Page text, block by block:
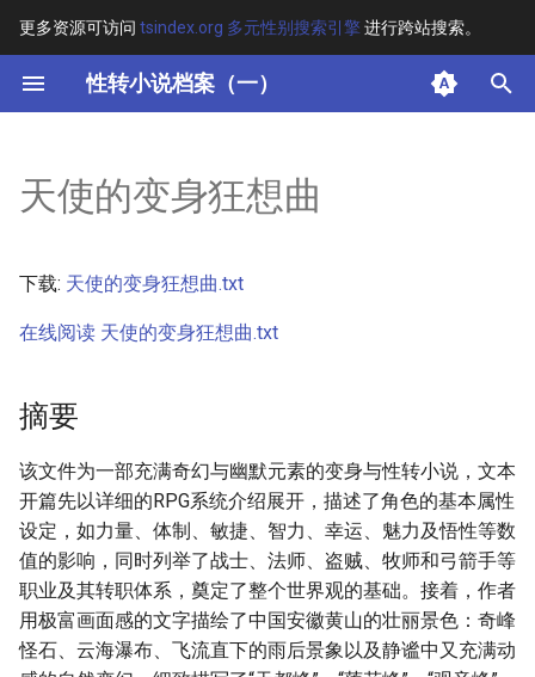
更多资源可访问 tsindex.org 多元性别搜索引擎进行跨站搜索。
性转小说档案（一）
键
开
搜
索
其他信息
正文
天使的变身狂想曲
下载: 天使的变身狂想曲.txt
在线阅读 天使的变身狂想曲.txt
摘要
该文件为一部充满奇幻与幽默元素的变身与性转小说，文本
开篇先以详细的RPG系统介绍展开，描述了角色的基本属性
设定，如力量、体制、敏捷、智力、幸运、魅力及悟性等数
值的影响，同时列举了战士、法师、盗贼、牧师和弓箭手等
职业及其转职体系，奠定了整个世界观的基础。接着，作者
用极富画面感的文字描绘了中国安徽黄山的壮丽景色：奇峰
怪石、云海瀑布、飞流直下的雨后景象以及静谧中又充满动